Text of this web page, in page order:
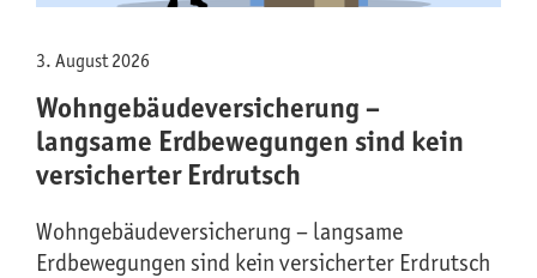
3. August 2026
Wohngebäude­versicherung –
langsame Erdbewegungen sind kein
versicherter Erdrutsch
Wohngebäude­versicherung – langsame
Erdbewegungen sind kein versicherter Erdrutsch